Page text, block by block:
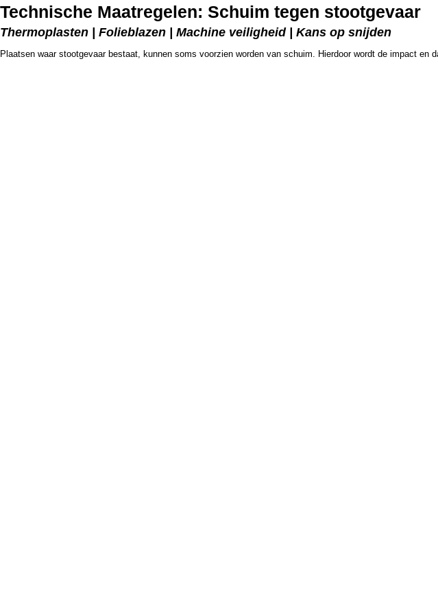
Technische Maatregelen: Schuim tegen stootgevaar
Thermoplasten | Folieblazen | Machine veiligheid | Kans op snijden
Plaatsen waar stootgevaar bestaat, kunnen soms voorzien worden van schuim. Hierdoor wordt de impact en